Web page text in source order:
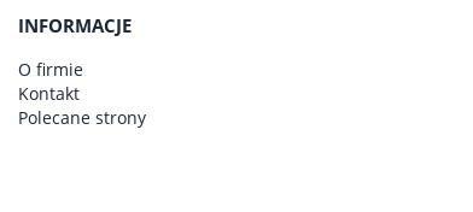
INFORMACJE
O firmie
Kontakt
Polecane strony